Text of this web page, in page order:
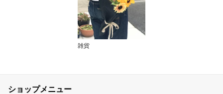
雑貨
ショップメニュー